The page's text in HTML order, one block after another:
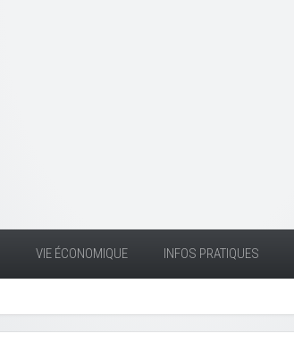
VIE ÉCONOMIQUE INFOS PRATIQUES